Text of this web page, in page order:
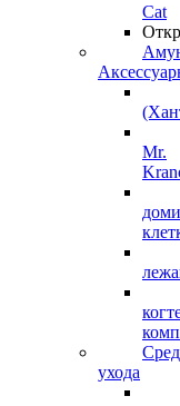
Cat
Mr.
ухода